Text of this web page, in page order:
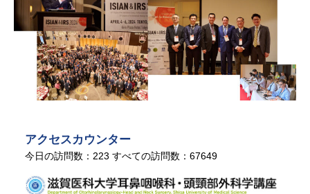
アクセスカウンター
今日の訪問数： 223 すべての訪問数： 67649